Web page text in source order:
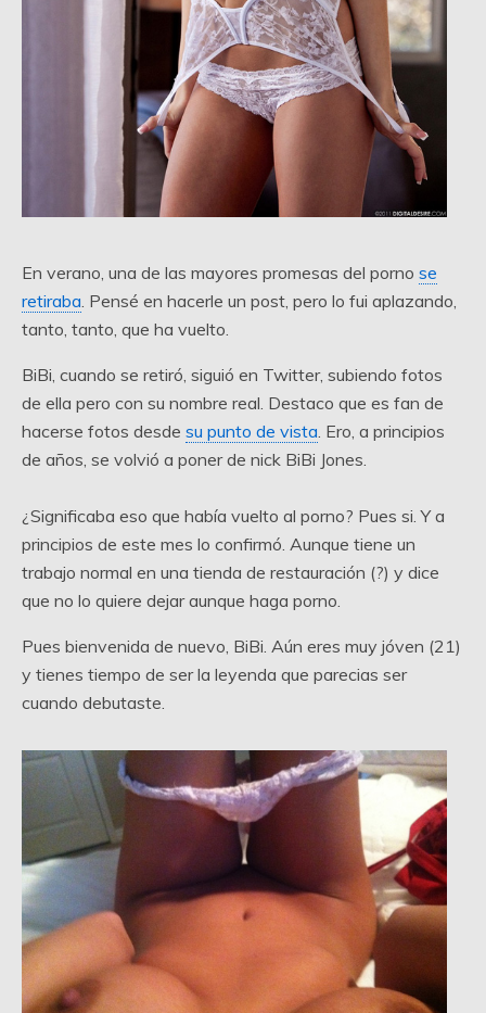
En verano, una de las mayores promesas del porno se
retiraba . Pensé en hacerle un post, pero lo fui aplazando,
tanto, tanto, que ha vuelto.
BiBi, cuando se retiró, siguió en Twitter, subiendo fotos
de ella pero con su nombre real. Destaco que es fan de
hacerse fotos desde su punto de vista . Ero, a principios
de años, se volvió a poner de nick BiBi Jones.
¿Significaba eso que había vuelto al porno? Pues si. Y a
principios de este mes lo confirmó. Aunque tiene un
trabajo normal en una tienda de restauración (?) y dice
que no lo quiere dejar aunque haga porno.
Pues bienvenida de nuevo, BiBi. Aún eres muy jóven (21)
y tienes tiempo de ser la leyenda que parecias ser
cuando debutaste.